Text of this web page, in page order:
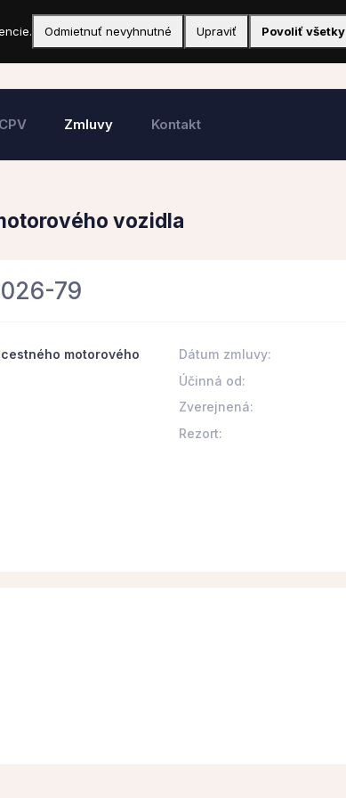
CPV Zmluvy Kontakt
vozidla
79
motorového
Dátum zmluvy:
Účinná od:
Zverejnená:
Rezort:
Odmietnuť nevyhnutné Upraviť Povoliť všetky